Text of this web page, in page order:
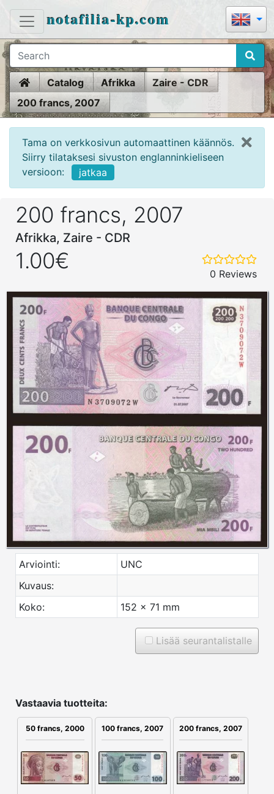
notafilia-kp.com
HomeCatalog Afrikka
Zaire - CDR
200 francs, 2007
Tama on verkkosivun automaattinen käännös.
Siirry tilataksesi sivuston englanninkieliseen
versioon:
jatkaa
200 francs, 2007
Afrikka, Zaire - CDR
1.00€
0 Reviews
Arviointi:
UNC
Kuvaus:
Koko:
152 x 71 mm
Lisää seurantalistalle
Vastaavia tuotteita:
50 francs, 2000 100 francs, 2007 200 francs, 2007